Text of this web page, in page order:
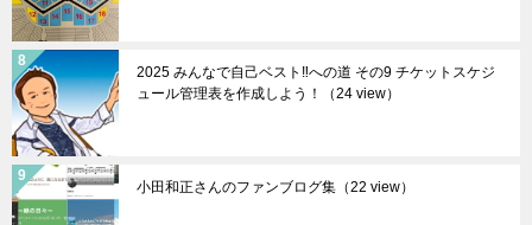
2025 みんなで自己ベスト‼︎への道 その9 チケットスケジ
ュール管理表を作成しよう！（24 view）
小田和正さんのファンブログ集（22 view）